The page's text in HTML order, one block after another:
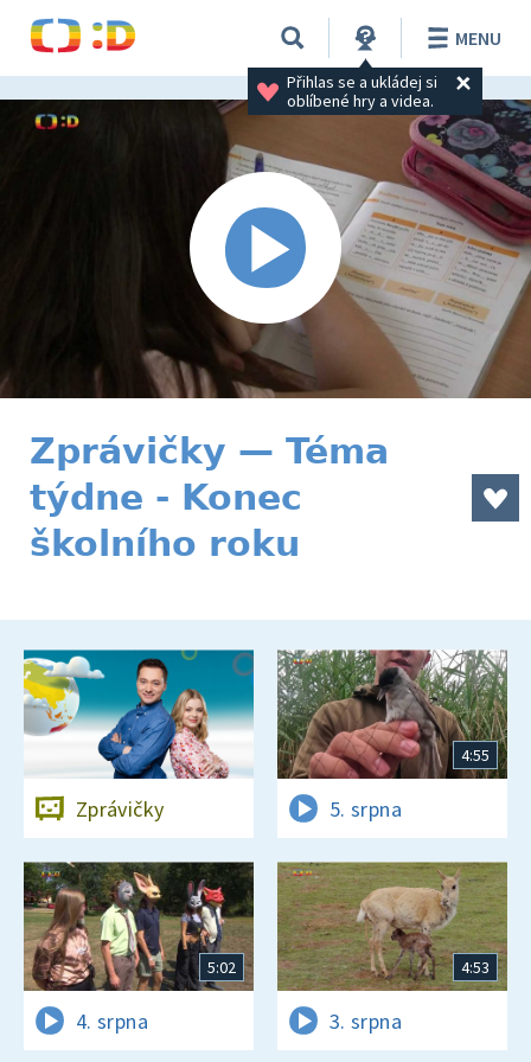
Přihlas se a ukládej si
oblíbené hry a videa.
MENU
Zprávičky — Téma
týdne - Konec
školního roku
Zprávičky
4:55
5. srpna
5:02
4. srpna
4:53
3. srpna